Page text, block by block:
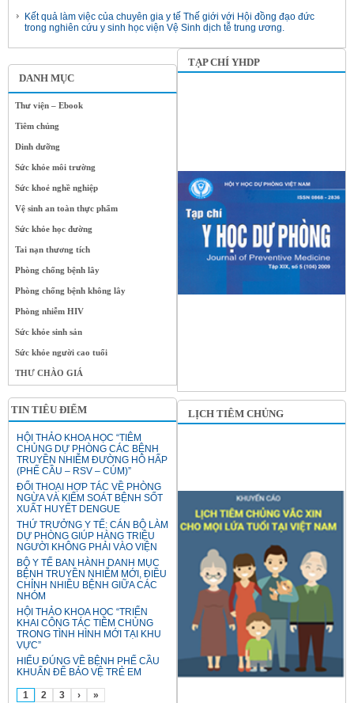
DANH MỤC
Thư viện – Ebook
Tiêm chủng
Dinh dưỡng
Sức khỏe môi trường
Sức khoẻ nghề nghiệp
Vệ sinh an toàn thực phẩm
Sức khỏe học đường
Tai nạn thương tích
Phòng chống bệnh lây
Phòng chống bệnh không lây
Phòng nhiễm HIV
Sức khỏe sinh sản
Sức khỏe người cao tuổi
THƯ CHÀO GIÁ
TIN TIÊU ĐIỂM
HỘI THẢO KHOA HỌC “TIÊM
CHỦNG DỰ PHÒNG CÁC BỆNH
TRUYỀN NHIỄM ĐƯỜNG HÔ HẤP
(PHẾ CẦU – RSV – CÚM)”
ĐỐI THOẠI HỢP TÁC VỀ PHÒNG
NGỪA VÀ KIỂM SOÁT BỆNH SỐT
XUẤT HUYẾT DENGUE
THỨ TRƯỞNG Y TẾ: CÁN BỘ LÀM
DỰ PHÒNG GIÚP HÀNG TRIỆU
NGƯỜI KHÔNG PHẢI VÀO VIỆN
BỘ Y TẾ BAN HÀNH DANH MỤC
BỆNH TRUYỀN NHIỄM MỚI, ĐIỀU
CHỈNH NHIỀU BỆNH GIỮA CÁC
NHÓM
HỘI THẢO KHOA HỌC “TRIỂN
KHAI CÔNG TÁC TIÊM CHỦNG
TRONG TÌNH HÌNH MỚI TẠI KHU
VỰC”
HIỂU ĐÚNG VỀ BỆNH PHẾ CẦU
KHUẨN ĐỂ BẢO VỆ TRẺ EM
1 2 3 › »
Kết quả làm việc của chuyên gia y tế Thế giới với Hội đồng đạo đức
trong nghiên cứu y sinh học viện Vệ Sinh dịch tễ trung ương.
TẠP CHÍ YHDP
LỊCH TIÊM CHỦNG